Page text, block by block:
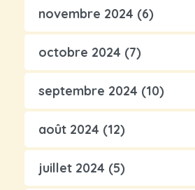
novembre 2024 (6)
octobre 2024 (7)
septembre 2024 (10)
août 2024 (12)
juillet 2024 (5)